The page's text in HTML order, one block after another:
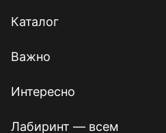
Каталог
Важно
Интересно
Лабиринт — всем